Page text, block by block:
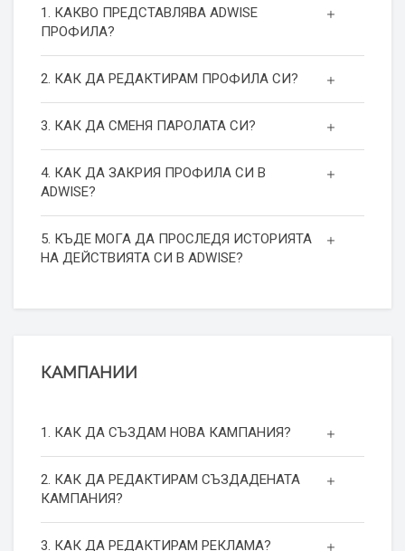
1. КАКВО ПРЕДСТАВЛЯВА ADWISE
ПРОФИЛА?
2. КАК ДА РЕДАКТИРАМ ПРОФИЛА СИ?
3. КАК ДА СМЕНЯ ПАРОЛАТА СИ?
4. КАК ДА ЗАКРИЯ ПРОФИЛА СИ В
ADWISE?
5. КЪДЕ МОГА ДА ПРОСЛЕДЯ ИСТОРИЯТА
НА ДЕЙСТВИЯТА СИ В ADWISE?
КАМПАНИИ
1. КАК ДА СЪЗДАМ НОВА КАМПАНИЯ?
2. КАК ДА РЕДАКТИРАМ СЪЗДАДЕНАТА
КАМПАНИЯ?
3. КАК ДА РЕДАКТИРАМ РЕКЛАМА?